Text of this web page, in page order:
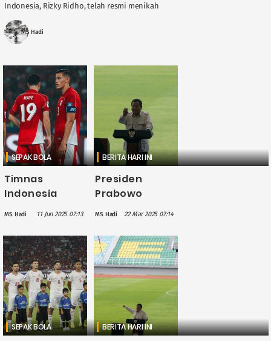
Indonesia, Rizky Ridho, telah resmi menikah
Juni. Acara ....
MS Hadi
SEPAK BOLA
Timnas
Indonesia
dari Jepang
dengan Skor
0-6 di Laga
Terakhir Grup
C Kualifikasi
Piala Dunia
2026
MS Hadi 11 Jun 2025 07:13
BERITA HARI INI
Presiden
Prabowo
Ketum PSSI
Bangun Klub
Amatir di
Daerah
MS Hadi 22 Mar 2025 07:14
SEPAK BOLA BERITA HARI INI